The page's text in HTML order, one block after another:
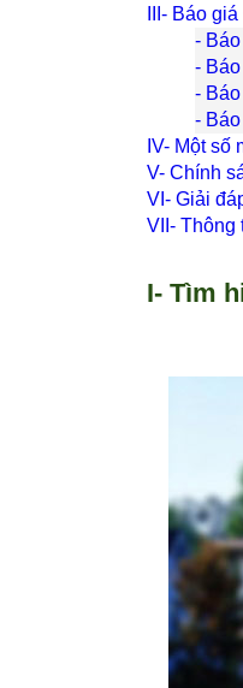
III- Báo
-
-
-
-
IV- Một số
V- Chính
VI- Giải
VII- Thông
I- Tìm